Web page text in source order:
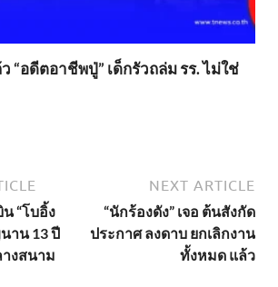
“อดีตอาชีพปู่” เด็กรัวถล่ม รร. ไม่ใช่
“โบอิ้ง
าน 13 ปี
งสนาม
NEXT ARTICLE
“นักร้องดัง” เจอ ต้นสังกัด
ประกาศ ลงดาบ ยกเลิกงาน
ทั้งหมด แล้ว